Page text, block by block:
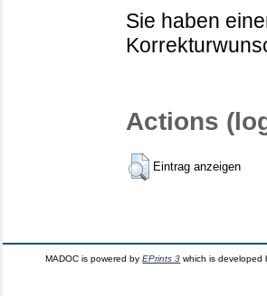
Sie haben
Actions
Eintrag anzeigen
MADOC is powered byEPrints 3 which is